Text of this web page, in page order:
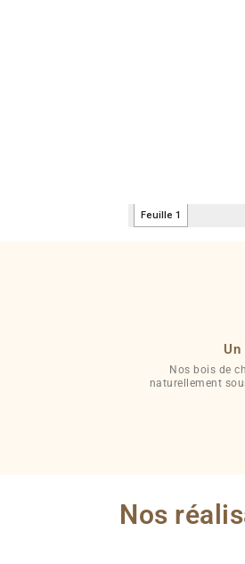
Un
Nos bois de
naturellement
Nos